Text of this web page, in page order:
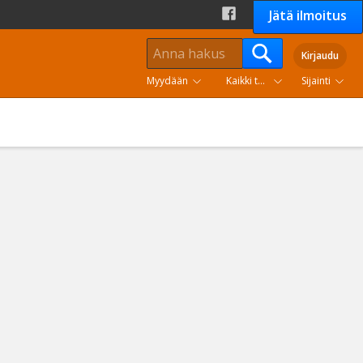
Jätä ilmoitus
Kirjaudu
Myydään
Kaikki tuoteryhmät Sijainti